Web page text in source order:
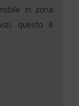
in zona
questo è